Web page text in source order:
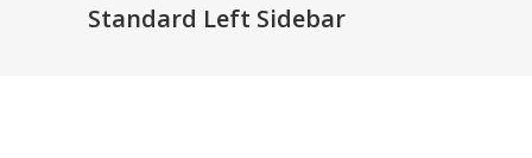
Standard Left Sidebar